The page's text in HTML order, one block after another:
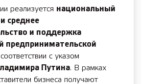
реализуется национальный
среднее
и поддержка
предпринимательской
с указом
Путина. В рамках
бизнеса получают